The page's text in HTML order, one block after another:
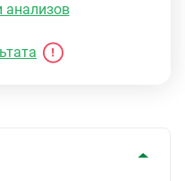
анализов